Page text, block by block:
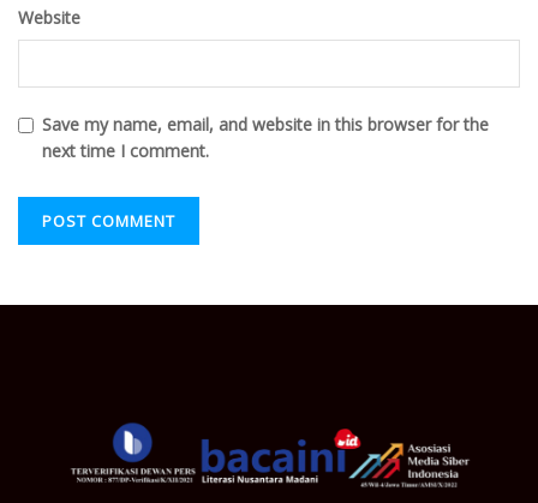
Website
Save my name, email, and website in this browser for the
next time I comment.